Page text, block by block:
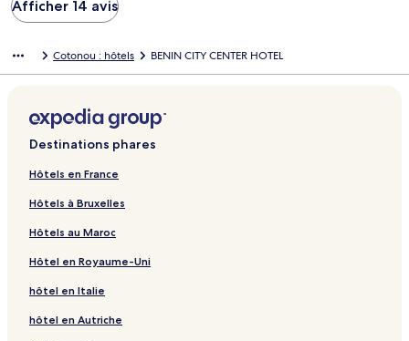
Afficher 14 avis
Cotonou : hôtels BENIN CITY CENTER HOTEL
Destinations phares
Hôtels en France
Hôtels à Bruxelles
Hôtels au Maroc
Hôtel en Royaume-Uni
hôtel en Italie
hôtel en Autriche